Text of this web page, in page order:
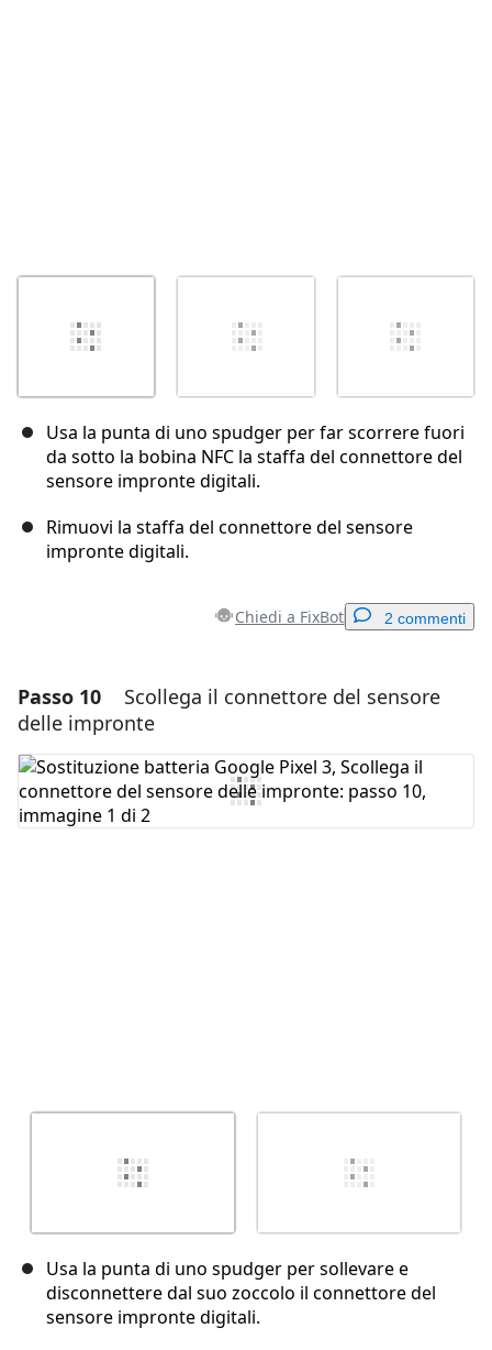
Usa la punta di uno spudger per far scorrere fuori
da sotto la bobina NFC la staffa del connettore del
sensore impronte digitali.
Rimuovi la staffa del connettore del sensore
impronte digitali.
Chiedi a FixBot 2 commenti
Aggiungi un commento
Aggiungi Commento
Passo 10
Scollega il connettore del sensore
delle impronte
Usa la punta di uno spudger per sollevare e
disconnettere dal suo zoccolo il connettore del
sensore impronte digitali.